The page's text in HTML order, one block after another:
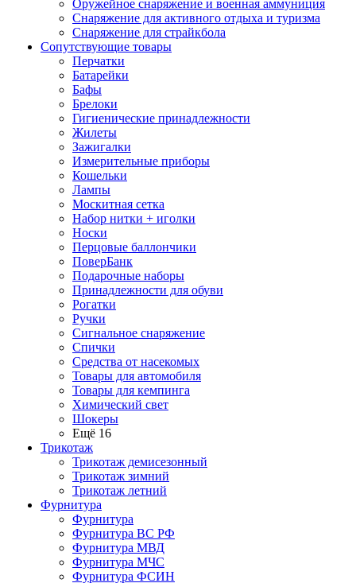
Оружейное снаряжение и военная аммуниция
Снаряжение для активного отдыха и туризма
Снаряжение для страйкбола
Сопутствующие товары
Перчатки
Батарейки
Бафы
Брелоки
Гигиенические принадлежности
Жилеты
Зажигалки
Измерительные приборы
Кошельки
Лампы
Москитная сетка
Набор нитки + иголки
Носки
Перцовые баллончики
ПоверБанк
Подарочные наборы
Принадлежности для обуви
Рогатки
Ручки
Сигнальное снаряжение
Спички
Средства от насекомых
Товары для автомобиля
Товары для кемпинга
Химический свет
Шокеры
Ещё 16
Трикотаж
Трикотаж демисезонный
Трикотаж зимний
Трикотаж летний
Фурнитура
Фурнитура
Фурнитура ВС РФ
Фурнитура МВД
Фурнитура МЧС
Фурнитура ФСИН